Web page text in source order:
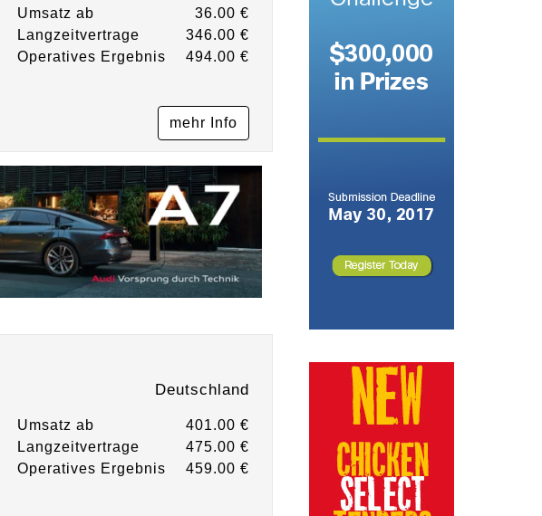
Umsatz ab
36.00 €
Langzeitvertrage
346.00 €
Operatives Ergebnis
494.00 €
mehr Info
Deutschland
Umsatz ab
401.00 €
Langzeitvertrage
475.00 €
Operatives Ergebnis
459.00 €